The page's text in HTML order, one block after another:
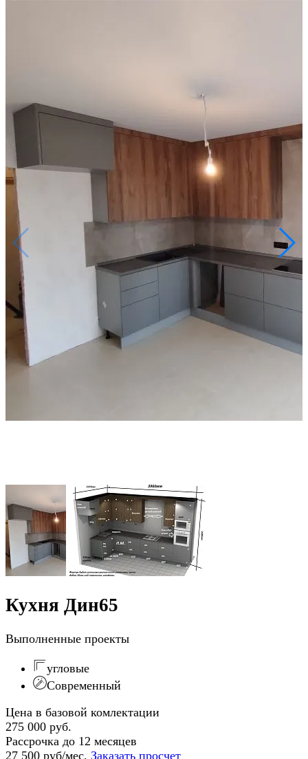
Кухня Дин65
Выполненные проекты
угловые
Современный
Цена в базовой комлектации
275 000 руб.
Рассрочка до 12 месяцев
27 500 руб/мес. Заказать просчет